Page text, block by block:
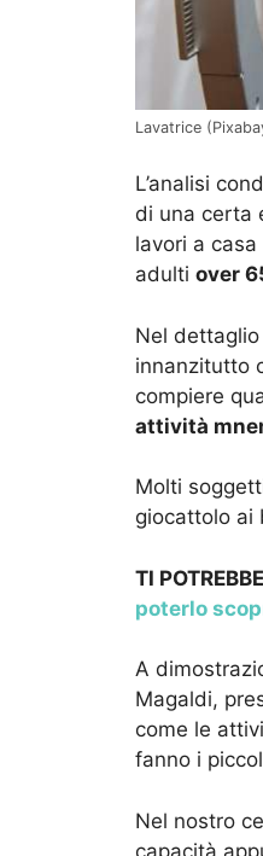
Lavatrice
L’analisi
di una certa
lavori a
adulti over
Nel
innanzitutto
compiere
attività
Molti
giocattolo ai
TI
poterlo
A
Magaldi,
come le
fanno i
Nel nostro
capacità